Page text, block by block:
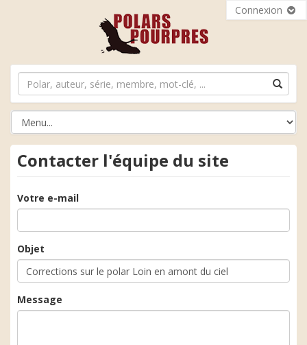
Connexion
Contacter l'équipe du site
Votre e-mail
Objet
Message